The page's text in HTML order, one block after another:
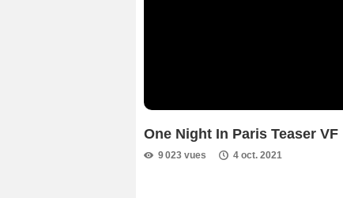
One Night In Paris Teaser VF
9 023 vues 4 oct. 2021